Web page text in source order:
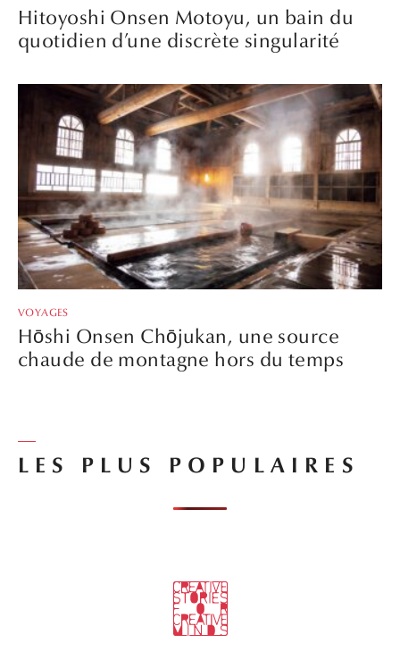
Hitoyoshi Onsen Motoyu, un bain du
quotidien d’une discrète singularité
VOYAGES
Hōshi Onsen Chōjukan, une source
chaude de montagne hors du temps
LES PLUS POPULAIRES